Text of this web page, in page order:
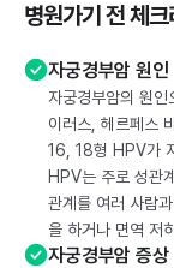
병원가기 전 체
자궁경부암 원인
자궁경부암의 원
이러스, 헤르페스
16, 18형 HPV가
HPV는 주로 성관
관계를 여러 사람
을 하거나 면역 저
자궁경부암 증상